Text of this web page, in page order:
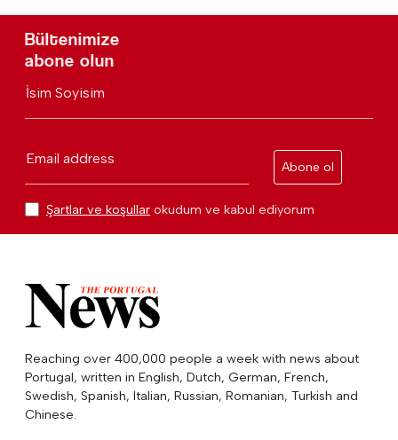
Bültenimize
abone olun
İsim Soyisim
Email address
Abone ol
Şartlar ve koşullar okudum ve kabul ediyorum
Reaching over 400,000 people a week with news about
Portugal, written in English, Dutch, German, French,
Swedish, Spanish, Italian, Russian, Romanian, Turkish and
Chinese.